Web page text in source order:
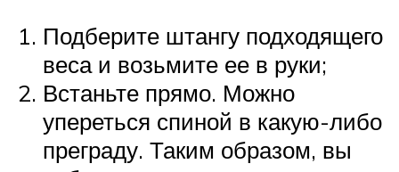
Подберите штангу подходящего
веса и возьмите ее в руки;
Встаньте прямо. Можно
упереться спиной в какую-либо
преграду. Таким образом, вы